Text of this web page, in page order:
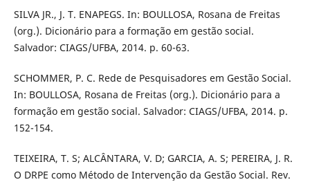
SILVA JR., J. T. ENAPEGS. In: BOULLOSA, Rosana de Freitas
(org.). Dicionário para a formação em gestão social.
Salvador: CIAGS/UFBA, 2014. p. 60-63.
SCHOMMER, P. C. Rede de Pesquisadores em Gestão Social.
In: BOULLOSA, Rosana de Freitas (org.). Dicionário para a
formação em gestão social. Salvador: CIAGS/UFBA, 2014. p.
152-154.
TEIXEIRA, T. S; ALCÂNTARA, V. D; GARCIA, A. S; PEREIRA, J. R.
O DRPE como Método de Intervenção da Gestão Social. Rev.